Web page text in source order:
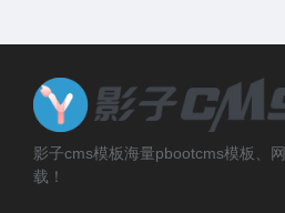
影子cms模板海量pbootcms模板、
载！